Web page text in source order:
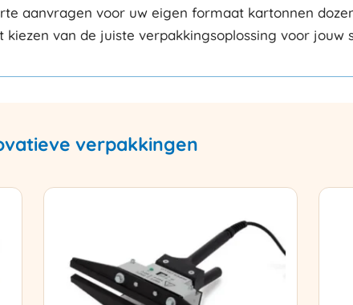
aanvragen voor uw eigen formaat kartonnen
van de juiste verpakkingsoplossing voor jouw
verpakkingen